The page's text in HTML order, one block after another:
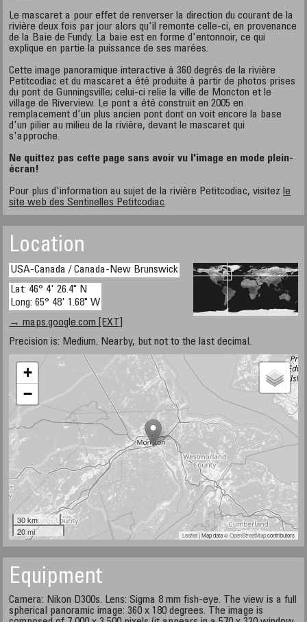
Le mascaret a pour effet de renverser la direction du courant de la
rivière deux fois par jour alors qu'il remonte celle-ci, en provenance
de la Baie de Fundy. La baie est en forme d'entonnoir, ce qui
explique en partie la puissance de ses marées.
Cette image panoramique interactive à 360 degrés de la rivière
Petitcodiac et du mascaret a été produite à partir de photos prises
du pont de Gunningsville; celui-ci relie la ville de Moncton et le
village de Riverview. Le pont a été construit en 2005 en
remplacement d'un plus ancien pont dont on voit encore la base
d'un pilier au milieu de la rivière, devant le mascaret qui
s'approche.
Ne quittez pas cette page sans avoir vu l'image en mode plein-
écran!
Pour plus d'information au sujet de la rivière Petitcodiac, visitez le
site web des Sentinelles Petitcodiac.
Location
USA-Canada / Canada-New Brunswick
Lat: 46° 4' 26.4" N
Long: 65° 48' 1.68" W
→ maps.google.com [EXT]
Precision is: Medium. Nearby, but not to the last decimal.
+
−
30 km
20 mi
Leaflet| Map data ©OpenStreetMapcontributors
Equipment
Camera: Nikon D300s. Lens: Sigma 8 mm fish-eye. The view is a full
spherical panoramic image: 360 x 180 degrees. The image is